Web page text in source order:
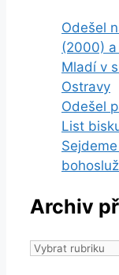
Odešel
(2000) a
Mladí v
Ostravy
Odešel
List
Archiv
Archiv